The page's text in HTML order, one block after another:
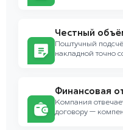
Честный
Поштучный
накладной точно
Финансовая
Компания
договору —